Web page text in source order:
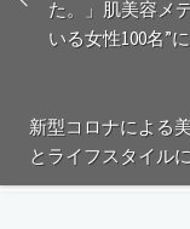
た。」肌美容メ
いる女性100名”
新型コロナによる
とライフスタイル